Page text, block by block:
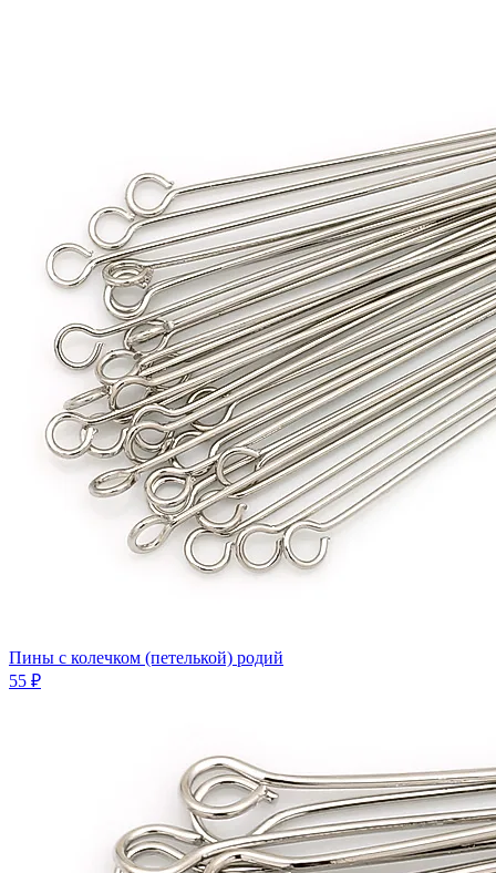
Пины с колечком (петелькой) родий
55 ₽